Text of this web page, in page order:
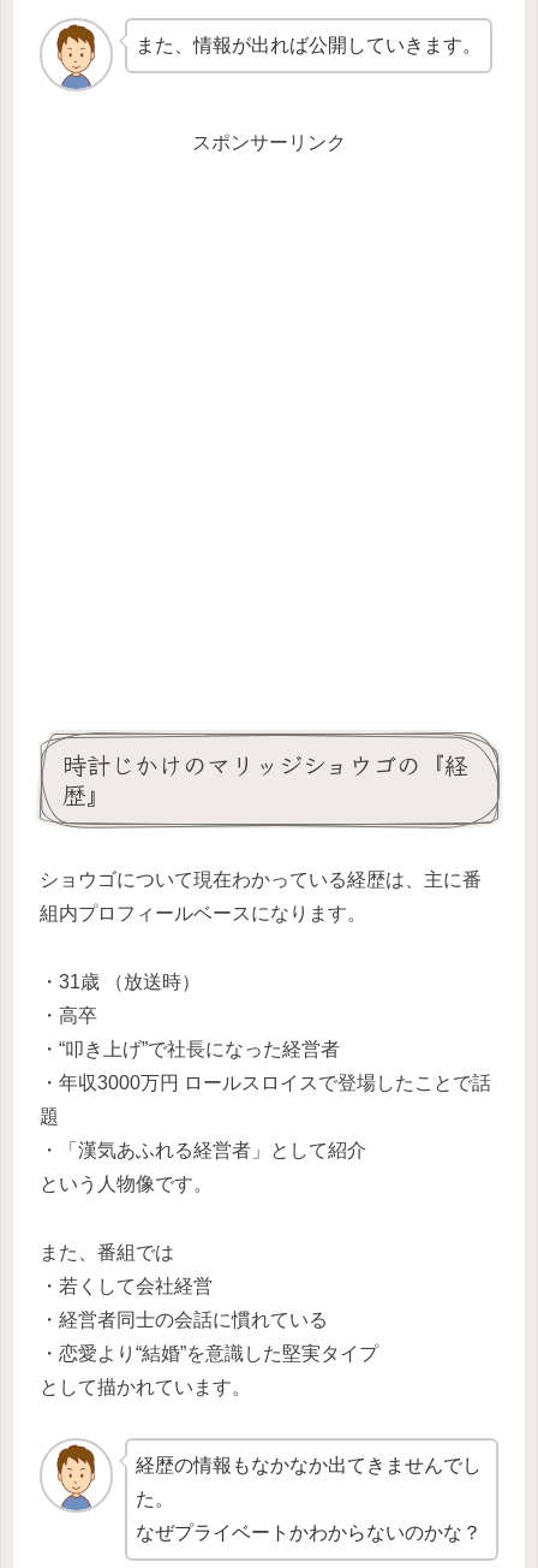
また、情報が出れば公開していきます。
スポンサーリンク
時計じかけのマリッジショウゴの『経
歴』
ショウゴについて現在わかっている経歴は、主に番
組内プロフィールベースになります。
・31歳 （放送時）
・高卒
・“叩き上げ”で社長になった経営者
・年収3000万円 ロールスロイスで登場したことで話
題
・「漢気あふれる経営者」として紹介
という人物像です。
また、番組では
・若くして会社経営
・経営者同士の会話に慣れている
・恋愛より“結婚”を意識した堅実タイプ
として描かれています。
経歴の情報もなかなか出てきませんでし
た。
なぜプライベートかわからないのかな？